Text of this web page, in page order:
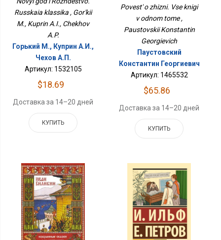
Russkaia klassika , Gor'kii
M., Kuprin A.I., Chekhov
A.P.
Горький М., Куприн А.И.,
Чехов А.П.
Артикул: 1532105
$18.69
Доставка за 14–20 дней
КУПИТЬ
Povest' o zhizni. Vse knigi
v odnom tome ,
Paustovskii Konstantin
Georgievich
Паустовский
Константин Георгиевич
Артикул: 1465532
$65.86
Доставка за 14–20 дней
КУПИТЬ